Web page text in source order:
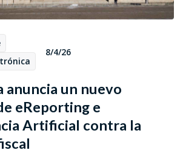
8/4/26
anuncia un nuevo
eReporting e
Artificial contra la